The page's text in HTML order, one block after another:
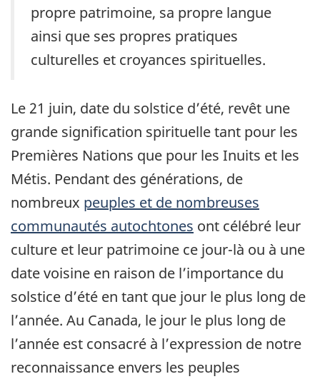
propre patrimoine, sa propre langue
ainsi que ses propres pratiques
culturelles et croyances spirituelles.
Le 21 juin, date du solstice d’été, revêt une
grande signification spirituelle tant pour les
Premières Nations que pour les Inuits et les
Métis. Pendant des générations, de
nombreux peuples et de nombreuses
communautés autochtones ont célébré leur
culture et leur patrimoine ce jour-là ou à une
date voisine en raison de l’importance du
solstice d’été en tant que jour le plus long de
l’année. Au Canada, le jour le plus long de
l’année est consacré à l’expression de notre
reconnaissance envers les peuples